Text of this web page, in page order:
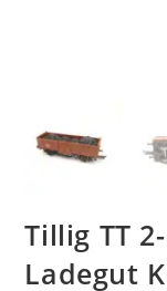
Tillig TT
Ladegut